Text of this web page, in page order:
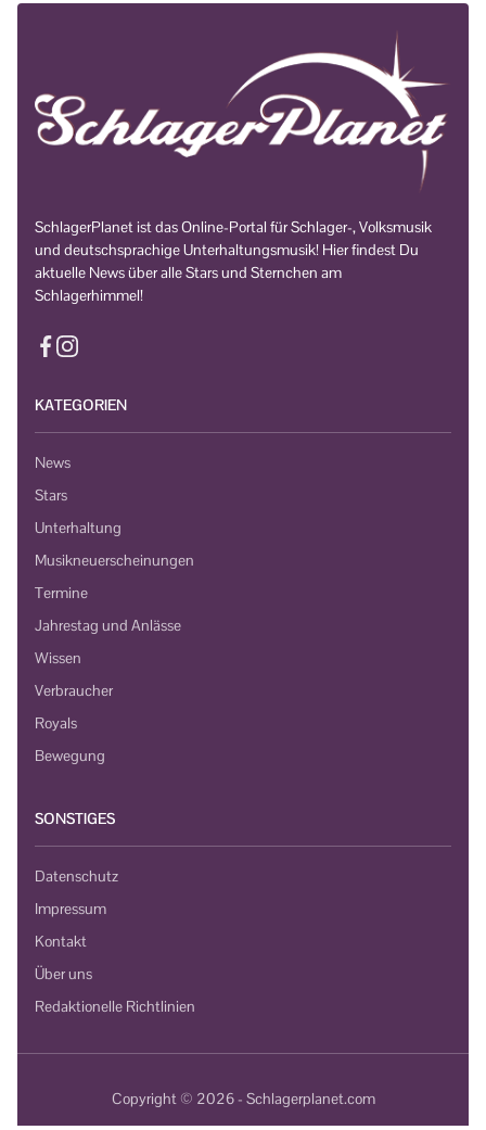
SchlagerPlanet ist das Online-Portal für Schlager-, Volksmusik
und deutschsprachige Unterhaltungsmusik! Hier findest Du
aktuelle News über alle Stars und Sternchen am
Schlagerhimmel!
KATEGORIEN
News
Stars
Unterhaltung
Musikneuerscheinungen
Termine
Jahrestag und Anlässe
Wissen
Verbraucher
Royals
Bewegung
SONSTIGES
Datenschutz
Impressum
Kontakt
Über uns
Redaktionelle Richtlinien
Copyright © 2026 - Schlagerplanet.com